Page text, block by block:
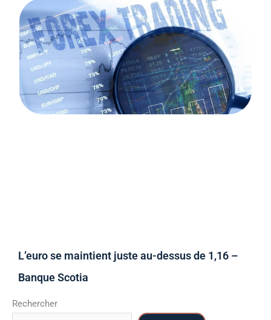
L’euro se maintient juste au-dessus de 1,16 –
Banque Scotia
Rechercher